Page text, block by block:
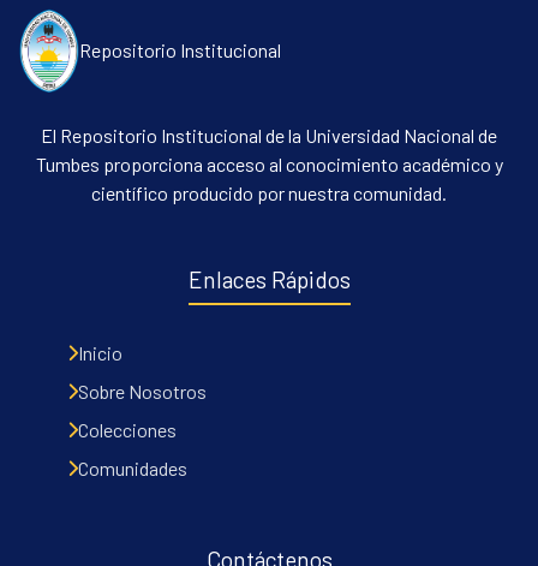
Repositorio Institucional
El Repositorio Institucional de la Universidad Nacional de
Tumbes proporciona acceso al conocimiento académico y
científico producido por nuestra comunidad.
Enlaces Rápidos
Inicio
Sobre Nosotros
Colecciones
Comunidades
Contáctenos